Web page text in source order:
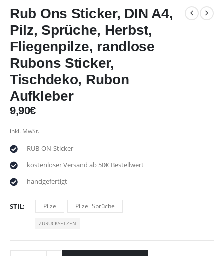
Rub Ons Sticker, DIN A4,
Pilz, Sprüche, Herbst,
Fliegenpilze, randlose
Rubons Sticker,
Tischdeko, Rubon
Aufkleber
9,90€
inkl. MwSt.
RUB-ON-Sticker
kostenloser Versand ab 50€ Bestellwert
handgefertigt
STIL Pilze Pilze+Sprüche
ZURÜCKSETZEN